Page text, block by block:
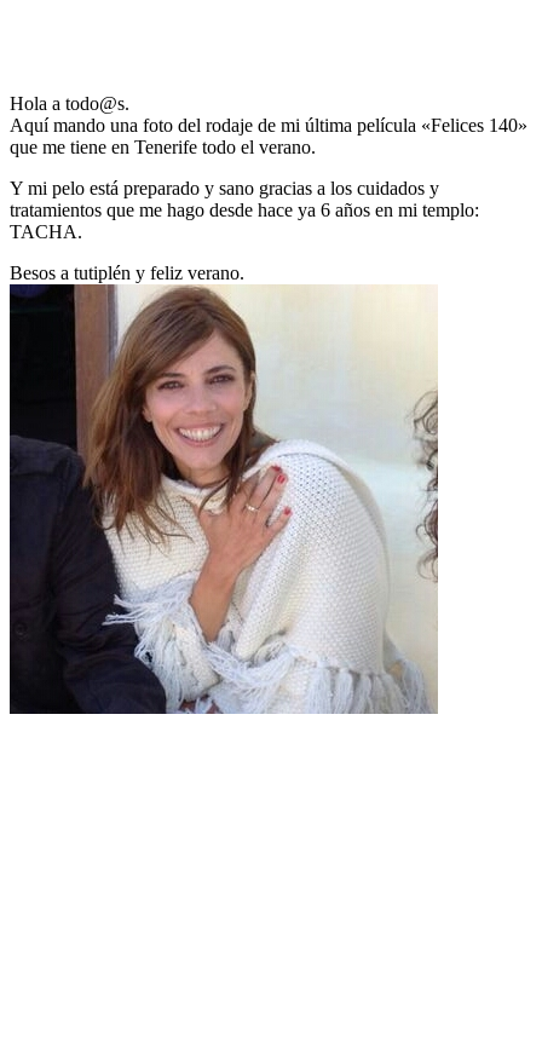
Hola a todo@s.
Aquí mando una foto del rodaje de mi última película «Felices 140»
que me tiene en Tenerife todo el verano.
Y mi pelo está preparado y sano gracias a los cuidados y
tratamientos que me hago desde hace ya 6 años en mi templo:
TACHA.
Besos a tutiplén y feliz verano.